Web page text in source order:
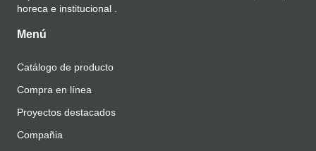
horeca e institucional .
Menú
Catálogo de producto
Compra en línea
Proyectos destacados
Compañia